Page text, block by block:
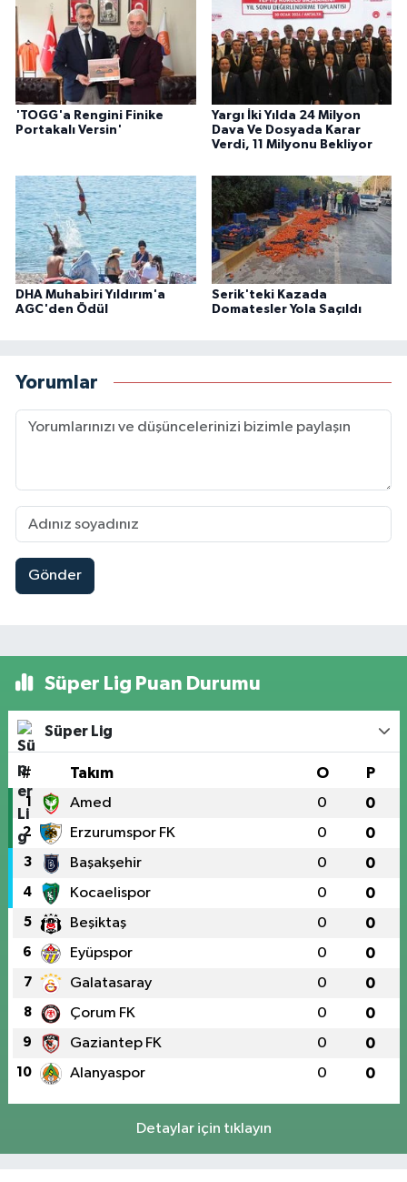
'TOGG'a Rengini Finike
Portakalı Versin'
Yargı İki Yılda 24 Milyon
Dava Ve Dosyada Karar
Verdi, 11 Milyonu Bekliyor
DHA Muhabiri Yıldırım'a
AGC'den Ödül
Serik'teki Kazada
Domatesler Yola Saçıldı
Yorumlar
Gönder
Süper Lig Puan Durumu
Süper Lig
# Takım O P
1 Amed 0 0
2 Erzurumspor FK 0 0
3 Başakşehir 0 0
4 Kocaelispor 0 0
5 Beşiktaş 0 0
6 Eyüpspor 0 0
7 Galatasaray 0 0
8 Çorum FK 0 0
9 Gaziantep FK 0 0
10 Alanyaspor 0 0
Detaylar için tıklayın